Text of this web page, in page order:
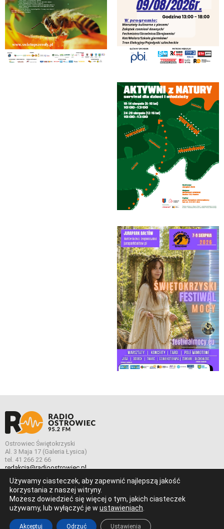
Ostrowiec Świętokrzyski
Al. 3 Maja 17 (Galeria Łysica)
tel. 41 266 22 66
redakcja@radioostrowiec.pl
© Wszelkie prawa zastrzeżone. Radio Ostrowiec 2026 Radio
Ostrowiec.
Stworzone z
Używamy ciasteczek, aby zapewnić najlepszą jakość
korzystania z naszej witryny.
Możesz dowiedzieć się więcej o tym, jakich ciasteczek
używamy, lub wyłączyć je w ustawieniach
Akceptuj Odrzuć Ustawienia